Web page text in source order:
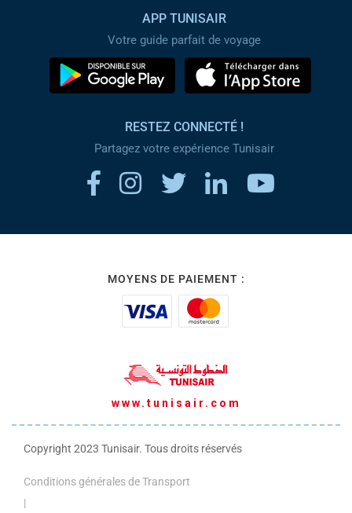
APP TUNISAIR
Votre guide parfait de voyage
RESTEZ CONNECTÉ !
Partagez votre expérience Tunisair
MOYENS DE PAIEMENT :
www.tunisair.com
Copyright 2023 Tunisair. Tous droits réservés
Conditions générales de Transport
|